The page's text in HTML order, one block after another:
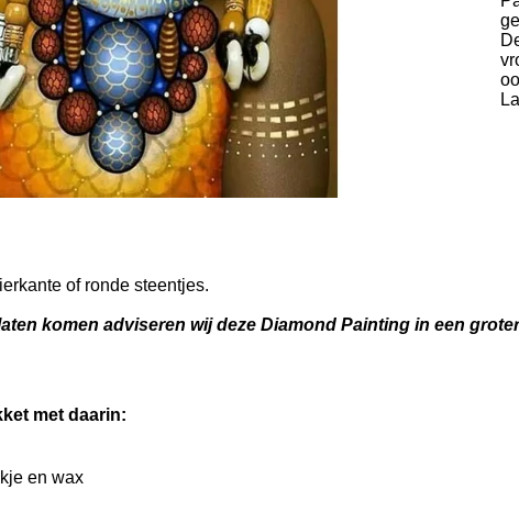
of ronde steentjes.
komen adviseren wij deze Diamond Painting in een
met daarin:
en wax